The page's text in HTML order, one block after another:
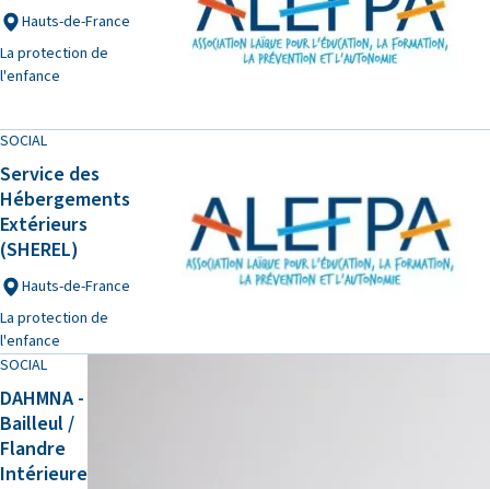
Hauts-de-France
La protection de
l'enfance
SOCIAL
Service des
Hébergements
Extérieurs
(SHEREL)
Hauts-de-France
La protection de
l'enfance
SOCIAL
DAHMNA -
Bailleul /
Flandre
Intérieure